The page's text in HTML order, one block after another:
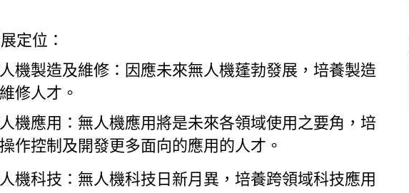
定位：
機製造及維修：因應未來無人機蓬勃發展，培養製造
修人才。
機應用：無人機應用將是未來各領域使用之要角，培
作控制及開發更多面向的應用的人才。
機科技：無人機科技日新月異，培養跨領域科技應用